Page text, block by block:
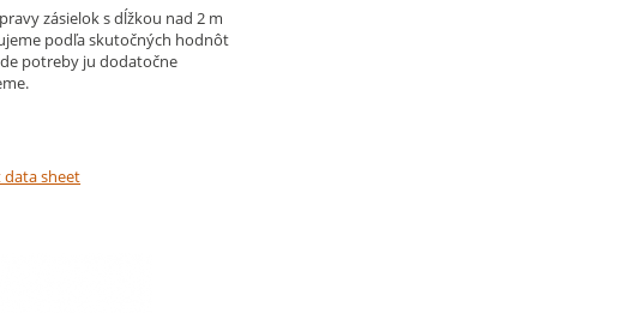
zásielok s dĺžkou nad 2 m
podľa skutočných hodnôt
potreby ju dodatočne
sheet